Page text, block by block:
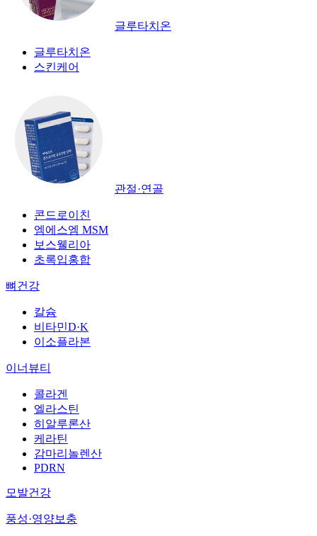
글루타치온
글루타치온
스킨케어
관절·연골
콘드로이친
엠에스엠 MSM
보스웰리아
초록입홍합
뼈건강
칼슘
비타민D·K
이소플라본
이너뷰티
콜라겐
엘라스틴
히알루론산
케라틴
감마리놀렌산
PDRN
모발건강
풍성·영양보충